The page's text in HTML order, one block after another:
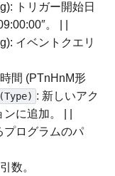
トリガー開始日
。 | |
イベントクエリ
間 (PTnHnM形
: 新しいアク
に追加。 | |
プログラムのパ
数。